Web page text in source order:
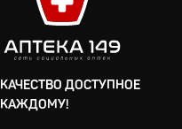
КАЧЕСТВО ДОСТУПНОЕ
КАЖДОМУ!